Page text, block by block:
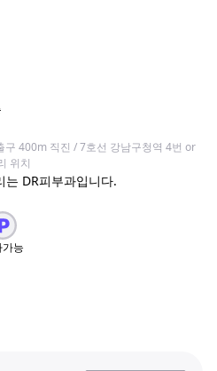
구 400m 직진 / 7호선 강남구청역 4번 or
위치
는 DR피부과입니다.
가능